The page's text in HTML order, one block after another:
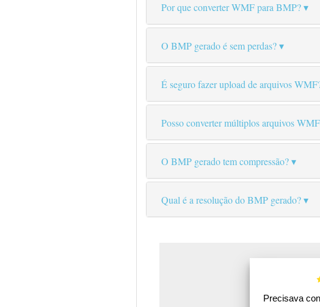
Por que converter WMF para BMP?
O BMP gerado é sem perdas?
É seguro fazer upload de arquivos
Posso converter múltiplos arquivos
O BMP gerado tem compressão?
Qual é a resolução do BMP gerado?
Precisava